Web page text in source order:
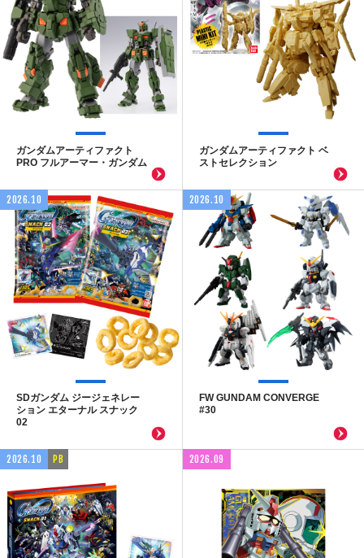
ガンダムアーティファクト
PRO フルアーマー・ガンダム
ガンダムアーティファクト ベ
ストセレクション
2026.10
SDガンダム ジージェネレー
ション エターナル スナック
02
2026.10
FW GUNDAM CONVERGE
#30
2026.10 PB 2026.09